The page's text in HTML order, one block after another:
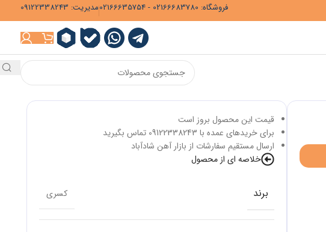
فروشگاه: 02166683780 - 02166635754 مدیریت: 09122338243
قیمت این محصول بروز است
برای خریدهای عمده با 09122338243 تماس بگیرید
ارسال مستقیم سفارشات از بازار آهن شادآباد
خلاصه ای از محصول
برند کسری